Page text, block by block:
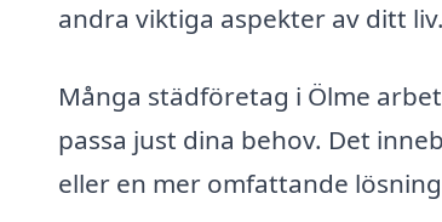
andra viktiga aspekter av ditt liv.
Många städföretag i Ölme
passa just dina behov. Det
eller en mer omfattande